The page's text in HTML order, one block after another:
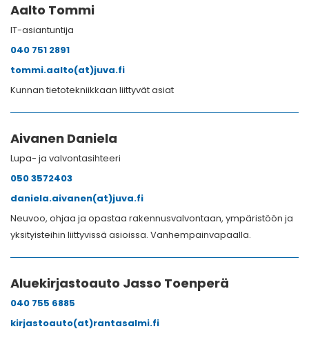
Aalto Tommi
IT-asiantuntija
040 751 2891
tommi.aalto(at)juva.fi
Kunnan tietotekniikkaan liittyvät asiat
Aivanen Daniela
Lupa- ja valvontasihteeri
050 3572403
daniela.aivanen(at)juva.fi
Neuvoo, ohjaa ja opastaa rakennusvalvontaan, ympäristöön ja
yksityisteihin liittyvissä asioissa. Vanhempainvapaalla.
Aluekirjastoauto Jasso Toenperä
040 755 6885
kirjastoauto(at)rantasalmi.fi